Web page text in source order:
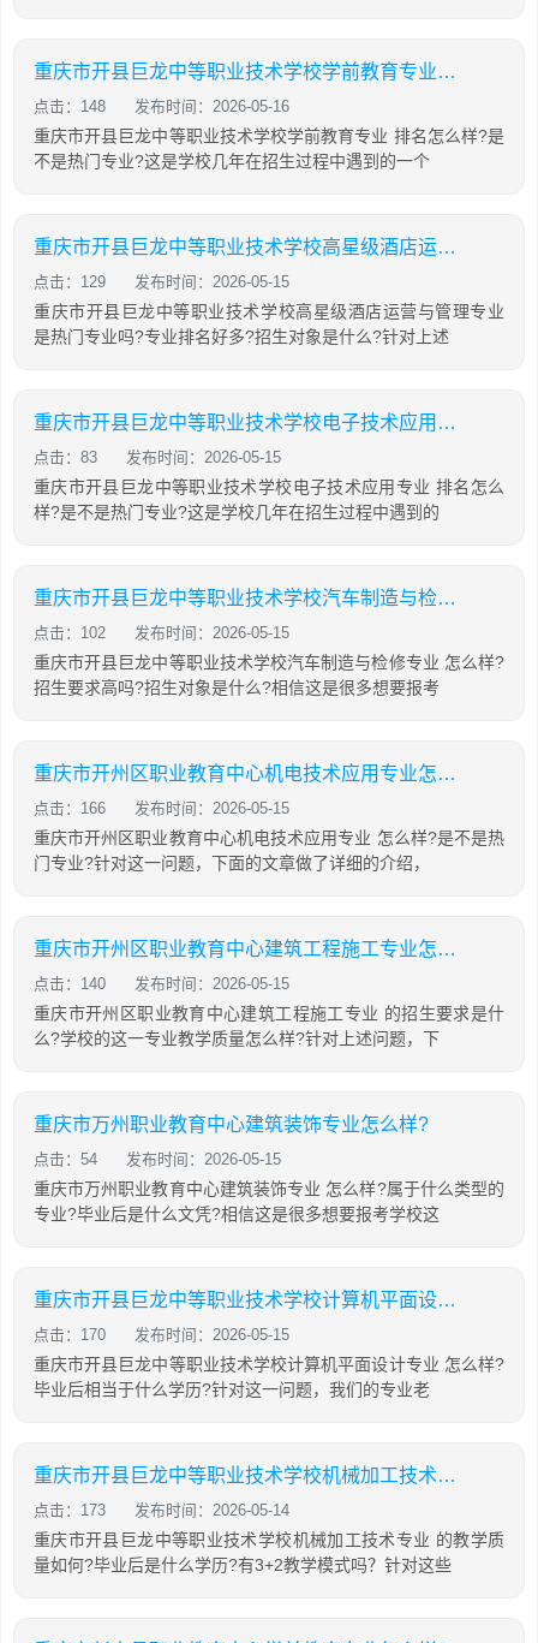
重庆市开县巨龙中等职业技术学校学前教育专业怎么样?
点击：148 发布时间：2026-05-16
重庆市开县巨龙中等职业技术学校学前教育专业 排名怎么样?是
不是热门专业?这是学校几年在招生过程中遇到的一个
重庆市开县巨龙中等职业技术学校高星级酒店运营与管理专业怎么样?
点击：129 发布时间：2026-05-15
重庆市开县巨龙中等职业技术学校高星级酒店运营与管理专业
是热门专业吗?专业排名好多?招生对象是什么?针对上述
重庆市开县巨龙中等职业技术学校电子技术应用专业怎么样?
点击：83 发布时间：2026-05-15
重庆市开县巨龙中等职业技术学校电子技术应用专业 排名怎么
样?是不是热门专业?这是学校几年在招生过程中遇到的
重庆市开县巨龙中等职业技术学校汽车制造与检修专业怎么样?
点击：102 发布时间：2026-05-15
重庆市开县巨龙中等职业技术学校汽车制造与检修专业 怎么样?
招生要求高吗?招生对象是什么?相信这是很多想要报考
重庆市开州区职业教育中心机电技术应用专业怎么样?
点击：166 发布时间：2026-05-15
重庆市开州区职业教育中心机电技术应用专业 怎么样?是不是热
门专业?针对这一问题，下面的文章做了详细的介绍，
重庆市开州区职业教育中心建筑工程施工专业怎么样?
点击：140 发布时间：2026-05-15
重庆市开州区职业教育中心建筑工程施工专业 的招生要求是什
么?学校的这一专业教学质量怎么样?针对上述问题，下
重庆市万州职业教育中心建筑装饰专业怎么样?
点击：54 发布时间：2026-05-15
重庆市万州职业教育中心建筑装饰专业 怎么样?属于什么类型的
专业?毕业后是什么文凭?相信这是很多想要报考学校这
重庆市开县巨龙中等职业技术学校计算机平面设计专业怎么样?
点击：170 发布时间：2026-05-15
重庆市开县巨龙中等职业技术学校计算机平面设计专业 怎么样?
毕业后相当于什么学历?针对这一问题，我们的专业老
重庆市开县巨龙中等职业技术学校机械加工技术专业怎么样?
点击：173 发布时间：2026-05-14
重庆市开县巨龙中等职业技术学校机械加工技术专业 的教学质
量如何?毕业后是什么学历?有3+2教学模式吗？针对这些